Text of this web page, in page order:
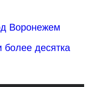
Воронежем
более десятка